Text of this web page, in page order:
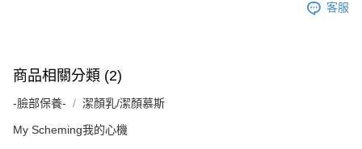
客服
商品相關分類 (2)
-臉部保養- 潔顏乳/潔顏慕斯
My Scheming我的心機